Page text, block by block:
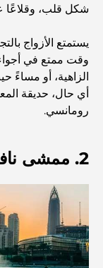
صورها
الدليل
أغلى سيارة
شكل قلب، وقلاعًا
يستمتع الأزواج
وقت ممتع في أجواء
الزاهية، أو مساءً
أي حال، حديقة
رومانسي.
2. ممشى نافورة دبي - أمسية جميلة معًا